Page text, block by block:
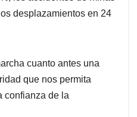
desplazamientos en 24
cuanto antes una
que nos permita
confianza de la